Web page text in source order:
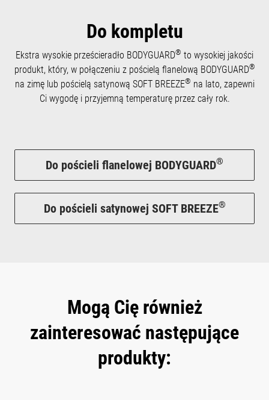
Do kompletu
Ekstra wysokie prześcieradło BODYGUARD® to wysokiej jakości
produkt, który, w połączeniu z pościelą flanelową BODYGUARD®
na zimę lub pościelą satynową SOFT BREEZE® na lato, zapewni
Ci wygodę i przyjemną temperaturę przez cały rok.
Do pościeli flanelowej BODYGUARD®
Do pościeli satynowej SOFT BREEZE®
Mogą Cię również
zainteresować następujące
produkty: